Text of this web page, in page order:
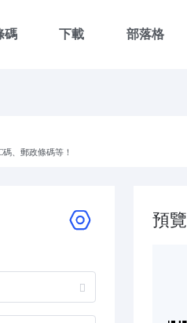
碼 下載 部落格
、郵政條碼等！
預覽